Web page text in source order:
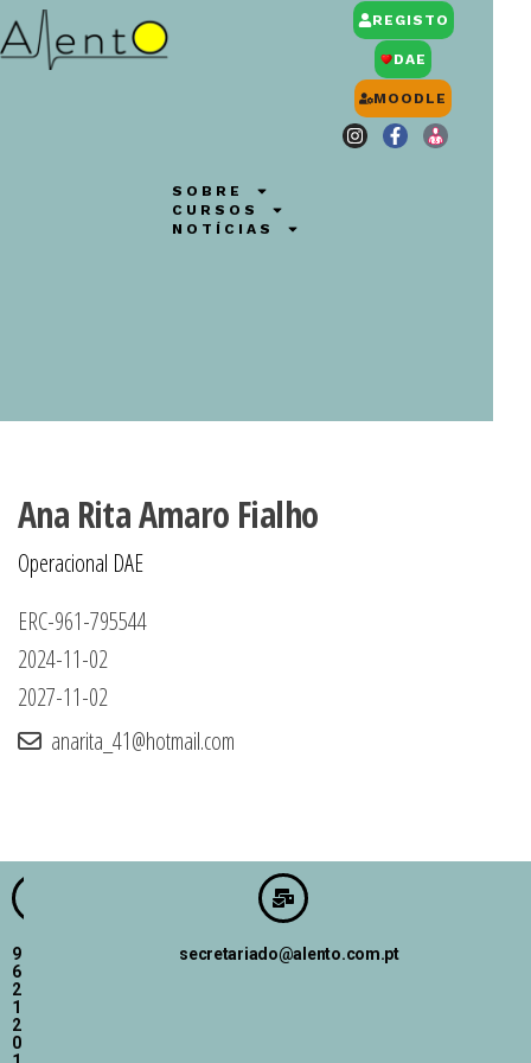
SOBRE
CURSOS
NOTÍCIAS
REGISTO
DAE
MOODLE
Ana Rita Amaro Fialho
Operacional DAE
ERC-961-795544
2024-11-02
2027-11-02
anarita_41@hotmail.com
9
6
2
1
2
0
secretariado@alento.com.pt